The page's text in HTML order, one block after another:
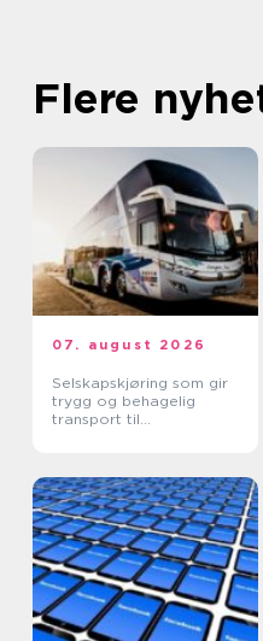
Flere
07. august 2026
Selskapskjøring som gir
trygg og behagelig
transport til